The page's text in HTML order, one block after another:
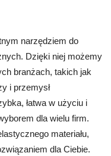
narzędziem do
Dzięki niej możemy
branżach, takich jak
i przemysł
łatwa w użyciu i
dla wielu firm.
materiału,
dla Ciebie.